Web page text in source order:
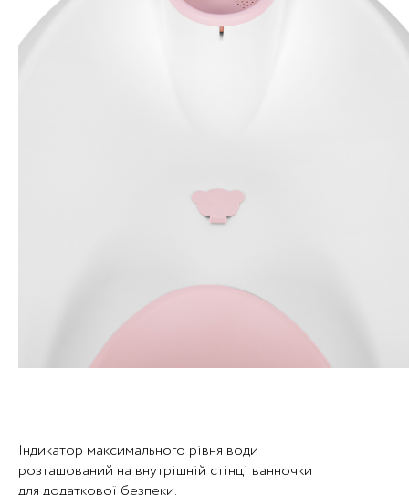
Індикатор максимального рівня води
розташований на внутрішній стінці ванночки
для додаткової безпеки.